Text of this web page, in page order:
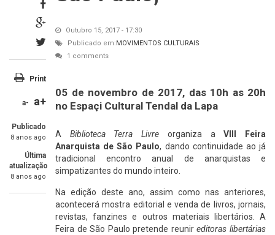
Print
a- a+
Publicado
8 anos ago
Última
atualização
8 anos ago
Outubro 15, 2017 - 17:30
Publicado em:MOVIMENTOS CULTURAIS
1 comments
05 de novembro de 2017, das 10h as 20h
no Espaçi Cultural Tendal da Lapa
A Biblioteca Terra Livre organiza aVIII Feira
Anarquista de São Paulo, dando continuidade ao já
tradicional encontro anual de anarquistas e
simpatizantes do mundo inteiro.
Na edição deste ano, assim como nas anteriores,
acontecerá mostra editorial e venda de livros, jornais,
revistas, fanzines e outros materiais libertários. A
Feira de São Paulo pretende reunireditoras libertárias